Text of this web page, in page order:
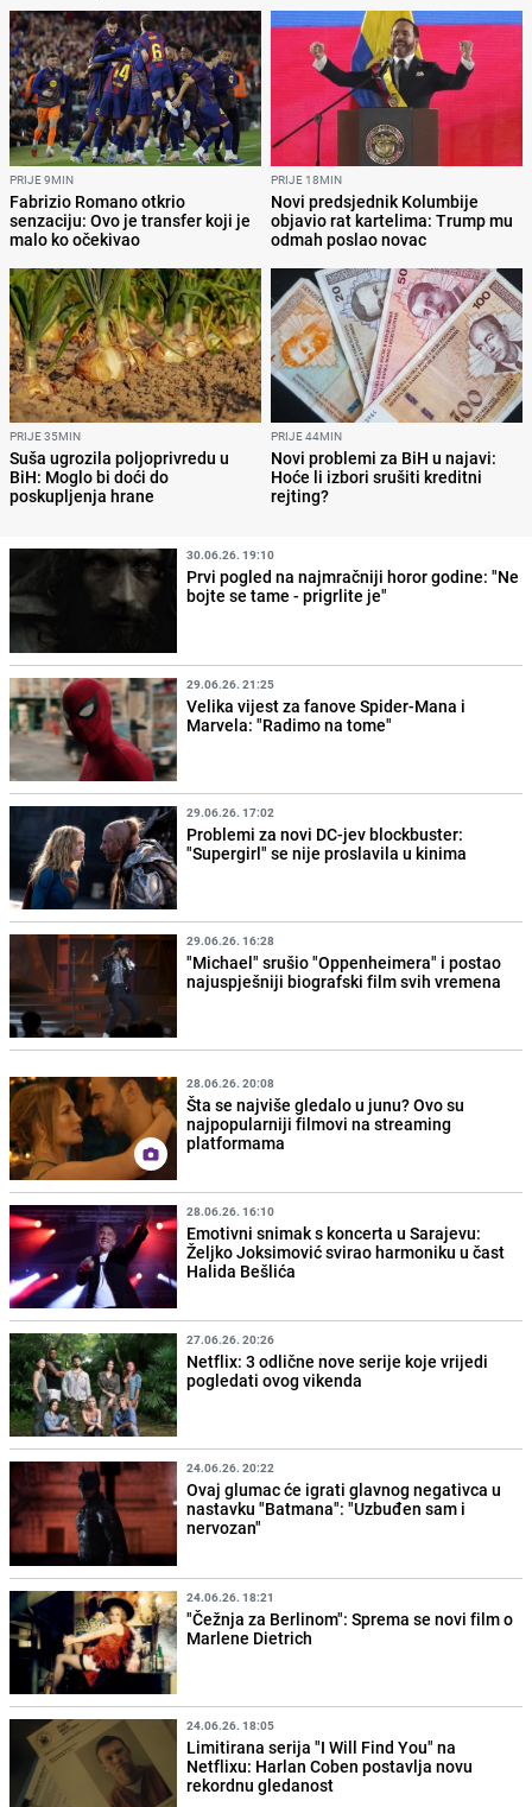
PRIJE 9MIN
Fabrizio Romano otkrio
senzaciju: Ovo je transfer koji je
malo ko očekivao
PRIJE 18MIN
Novi predsjednik Kolumbije
objavio rat kartelima: Trump mu
odmah poslao novac
PRIJE 35MIN
Suša ugrozila poljoprivredu u
BiH: Moglo bi doći do
poskupljenja hrane
PRIJE 44MIN
Novi problemi za BiH u najavi:
Hoće li izbori srušiti kreditni
rejting?
30.06.26. 19:10
Prvi pogled na najmračniji horor godine: "Ne
bojte se tame - prigrlite je"
29.06.26. 21:25
Velika vijest za fanove Spider-Mana i
Marvela: "Radimo na tome"
29.06.26. 17:02
Problemi za novi DC-jev blockbuster:
"Supergirl" se nije proslavila u kinima
29.06.26. 16:28
"Michael" srušio "Oppenheimera" i postao
najuspješniji biografski film svih vremena
28.06.26. 20:08
Šta se najviše gledalo u junu? Ovo su
najpopularniji filmovi na streaming
platformama
28.06.26. 16:10
Emotivni snimak s koncerta u Sarajevu:
Željko Joksimović svirao harmoniku u čast
Halida Bešlića
27.06.26. 20:26
Netflix: 3 odlične nove serije koje vrijedi
pogledati ovog vikenda
24.06.26. 20:22
Ovaj glumac će igrati glavnog negativca u
nastavku "Batmana": "Uzbuđen sam i
nervozan"
24.06.26. 18:21
"Čežnja za Berlinom": Sprema se novi film o
Marlene Dietrich
24.06.26. 18:05
Limitirana serija "I Will Find You" na
Netflixu: Harlan Coben postavlja novu
rekordnu gledanost